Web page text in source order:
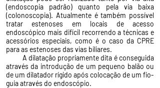
(endoscopia padrão) quanto pela via baixa
(colonoscopia). Atualmente é também possível
tratar estenoses em locais de acesso
endoscópico mais difícil recorrendo a técnicas e
acessórios especiais, como é o caso da CPRE
para as estenoses das vias biliares.
A dilatação propriamente dita é conseguida
através da introdução de um pequeno balão ou
de um dilatador rígido após colocação de um fio-
guia através do endoscópio.